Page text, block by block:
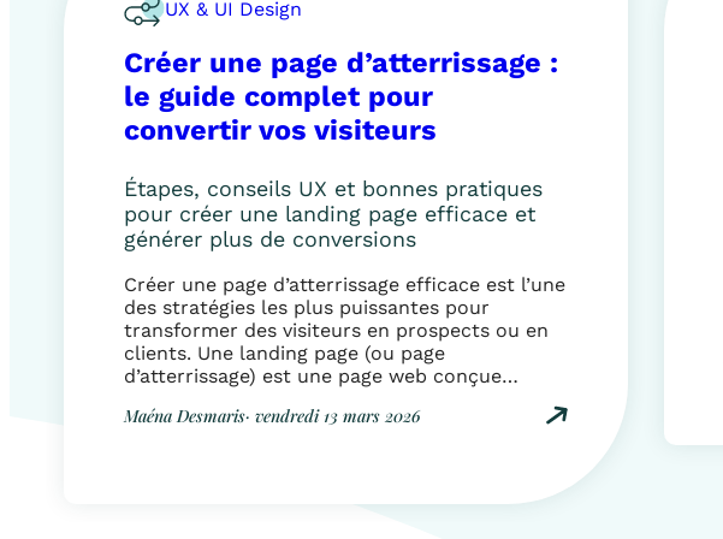
UX & UI Design
Créer une page d’atterrissage :
le guide complet pour
convertir vos visiteurs
Étapes, conseils UX et bonnes pratiques
pour créer une landing page efficace et
générer plus de conversions
Créer une page d’atterrissage efficace est l’une
des stratégies les plus puissantes pour
transformer des visiteurs en prospects ou en
clients. Une landing page (ou page
d’atterrissage) est une page web conçue
précis : générer un contact, vendre un produit,
Maéna Desmaris· vendredi 13 mars 2026
C